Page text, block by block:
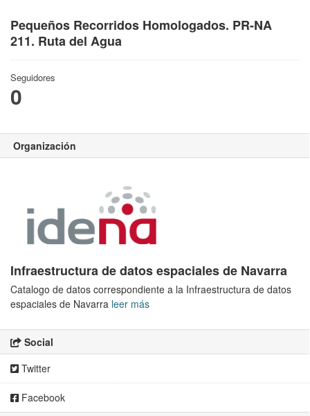
Pequeños Recorridos Homologados. PR-NA
211. Ruta del Agua
Seguidores
0
Organización
Infraestructura de datos espaciales de Navarra
Catalogo de datos correspondiente a la Infraestructura de datos
espaciales de Navarra leer más
Social
Twitter
Facebook